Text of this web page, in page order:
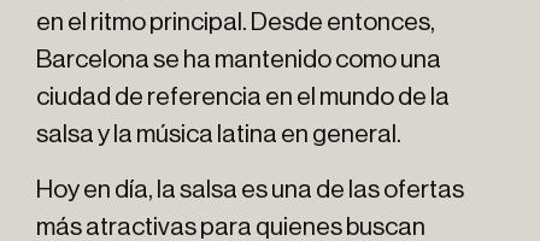
en el ritmo principal. Desde entonces,
Barcelona se ha mantenido como una
ciudad de referencia en el mundo de la
salsa y la música latina en general.
Hoy en día, la salsa es una de las ofertas
más atractivas para quienes buscan